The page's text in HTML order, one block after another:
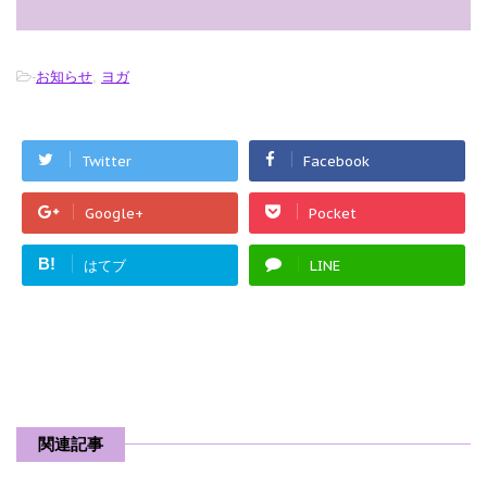
-お知らせ, ヨガ
Twitter Facebook
Google+ Pocket
B! はてブ LINE
関連記事